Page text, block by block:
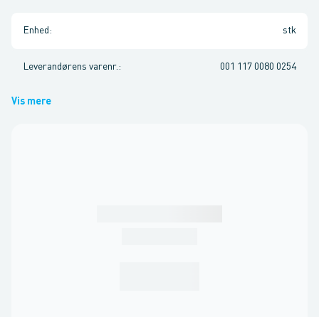
Enhed : stk
Leverandørens varenr. : 001 117 0080 0254
Vis mere